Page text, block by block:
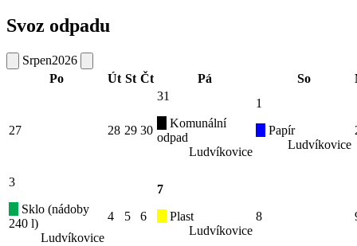
Svoz odpadu
Srpen2026
Po
Út St Čt Pá So
27 28 29 30
31
Komunální
odpad
Ludvíkovice
1
Papír
Ludvíkovice
3
Sklo (nádoby
240 l)
Ludvíkovice
4 5 6
7
Plast
Ludvíkovice
8